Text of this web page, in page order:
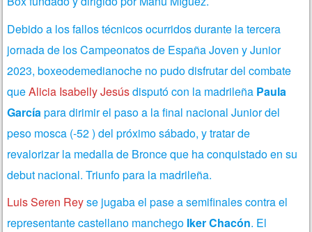
Debido a los fallos técnicos ocurridos durante la tercera
jornada de los Campeonatos de España Joven y Junior
2023, boxeodemedianoche no pudo disfrutar del combate
queAlicia Isabelly Jesúsdisputó con la madrileña Paula
Garcíapara dirimir el paso a la final nacional Junior del
peso mosca (-52 ) del próximo sábado, y tratar de
revalorizar la medalla de Bronce que ha conquistado en su
debut nacional. Triunfo para la madrileña.
Luis Seren Reyse jugaba el pase a semifinales contra el
representante castellano manchego Iker Chacón. El